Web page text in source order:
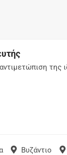
Βυζάντιο